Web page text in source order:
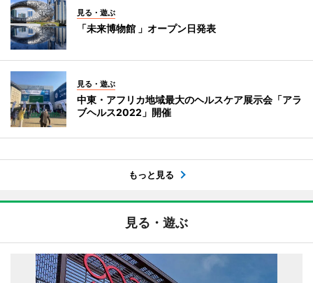
見る・遊ぶ
「未来博物館 」オープン日発表
見る・遊ぶ
中東・アフリカ地域最大のヘルスケア展示会「アラ
ブヘルス2022」開催
もっと見る
見る・遊ぶ